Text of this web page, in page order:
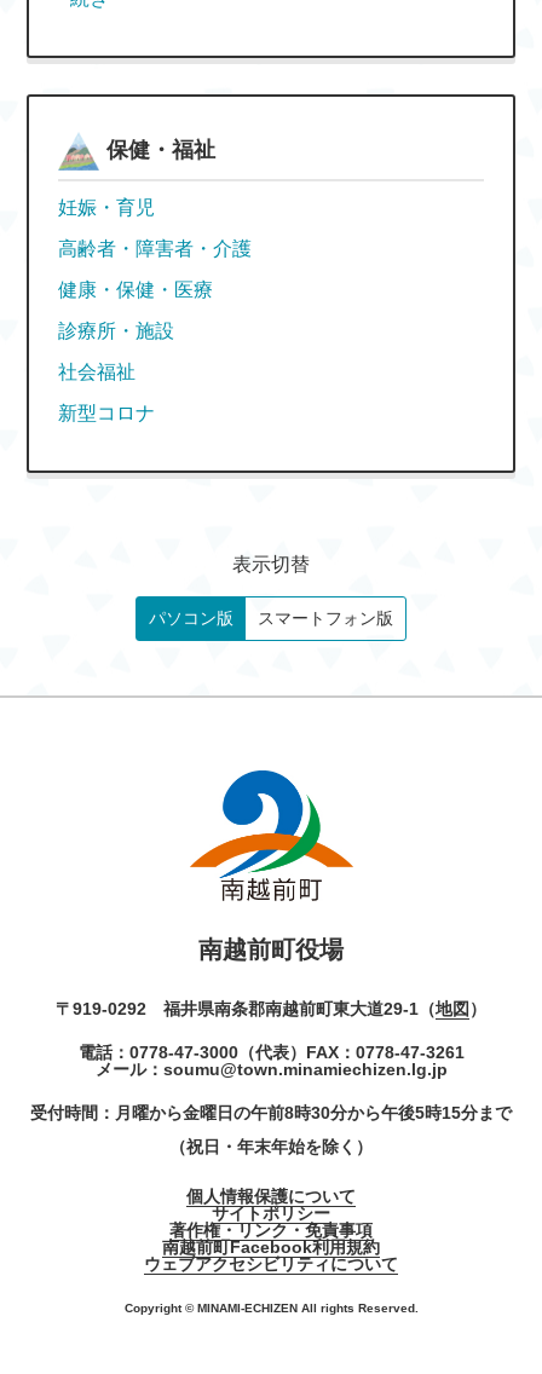
保健・福祉
妊娠・育児
高齢者・障害者・介護
健康・保健・医療
診療所・施設
社会福祉
新型コロナ
表示切替
パソコン版 スマートフォン版
南越前町役場
〒919-0292 福井県南条郡南越前町東大道29-1（地図 ）
電話： 0778-47-3000（代表） FAX：0778-47-3261
メール： soumu@town.minamiechizen.lg.jp
受付時間：月曜から金曜日の午前8時30分から午後5時15分まで
（祝日・年末年始を除く）
個人情報保護について
サイトポリシー
著作権・リンク・免責事項
南越前町Facebook利用規約
ウェブアクセシビリティについて
Copyright © MINAMI-ECHIZEN All rights Reserved.